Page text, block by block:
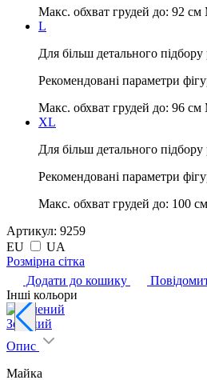
Макс. обхват грудей до: 92 см
L
Для більш детального
Рекомендовані параметри
Макс. обхват грудей до: 96 см
XL
Для більш детального
Рекомендовані параметри
Макс. обхват грудей до: 100 см
Артикул: 9259
EU
UA
Pозмірна сітка
Додати до кошику
Інші кольори
Зелений
Опис
Майка